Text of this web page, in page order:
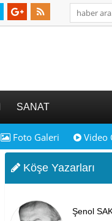
SANAT
Foto Galeri Video
Köşe Yazarları
Şenol